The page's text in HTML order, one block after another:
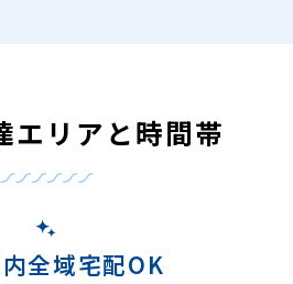
エリアと時間帯
全域宅配OK